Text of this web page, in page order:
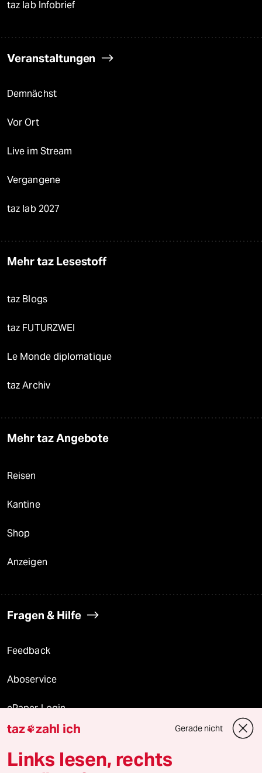
taz lab Infobrief
Veranstaltungen
Demnächst
Vor Ort
Live im Stream
Vergangene
taz lab 2027
Mehr taz Lesestoff
taz Blogs
taz FUTURZWEI
Le Monde diplomatique
taz Archiv
Mehr taz Angebote
Reisen
Kantine
Shop
Anzeigen
Fragen & Hilfe
Feedback
Aboservice
ePaper Login
Downloads für Abonnierende
taz zahl ich Gerade nicht
Links lesen, rechts